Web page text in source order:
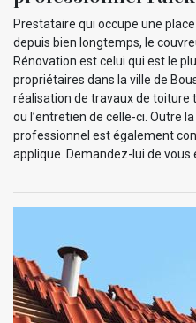
Prestataire qui occupe une
depuis bien longtemps, le
Rénovation est celui qui est le
propriétaires dans la ville de
réalisation de travaux de toiture
ou l’entretien de celle-ci. Outre
professionnel est également
applique. Demandez-lui de vous